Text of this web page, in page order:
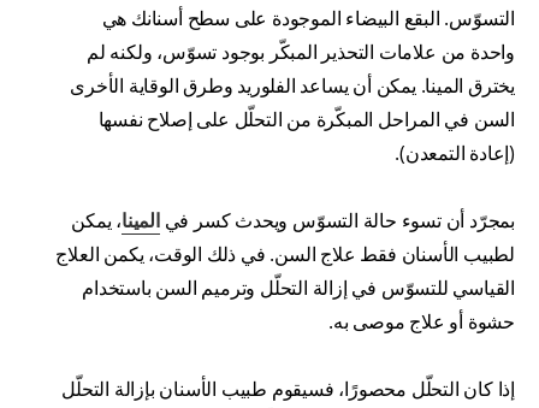
التسوّس. البقع البيضاء الموجودة على سطح أسنانك هي
واحدة من علامات التحذير المبكّر بوجود تسوّس، ولكنه لم
يخترق المينا. يمكن أن يساعد الفلوريد وطرق الوقاية الأخرى
السن في المراحل المبكّرة من التحلّل على إصلاح نفسها
(إعادة التمعدن).
بمجرّد أن تسوء حالة التسوّس ويحدث كسر فيالمينا، يمكن
لطبيب الأسنان فقط علاج السن. في ذلك الوقت، يكمن العلاج
القياسي للتسوّس في إزالة التحلّل وترميم السن باستخدام
حشوة أو علاج موصى به.
إذا كان التحلّل محصورًا، فسيقوم طبيب الأسنان بإزالة التحلّل